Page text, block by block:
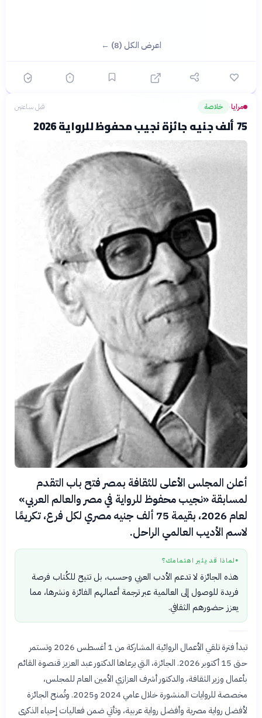
اعرض الكل (8) ←
مرايا› خلاصة قبل ساعتين
75 ألف جنيه جائزة نجيب محفوظ للرواية 2026
أعلن المجلس الأعلى للثقافة بمصر فتح باب التقدم
لمسابقة «نجيب محفوظ للرواية في مصر والعالم العربي»
لعام 2026، بقيمة 75 ألف جنيه مصري لكل فرع، تكريمًا
لاسم الأديب العالمي الراحل.
● لماذا قد يثير اهتمامك؟
هذه الجائزة لا تدعم الأدب العربي وحسب، بل تتيح للكُتاب فرصة
فريدة للوصول إلى العالمية عبر ترجمة أعمالهم الفائزة ونشرها، مما
يعزز حضورهم الثقافي.
تبدأ فترة تلقي الأعمال الروائية المشاركة من 1 أغسطس 2026 وتستمر
حتى 15 أكتوبر 2026. الجائزة، التي يرعاها الدكتور عبد العزيز قنصوة القائم
بأعمال وزير الثقافة، والدكتور أشرف العزازي الأمين العام للمجلس،
مخصصة للروايات المنشورة خلال عامي 2024 و2025. وتُمنح الجائزة
لأفضل رواية مصرية وأفضل رواية عربية، وتأتي ضمن فعاليات إحياء الذكرى